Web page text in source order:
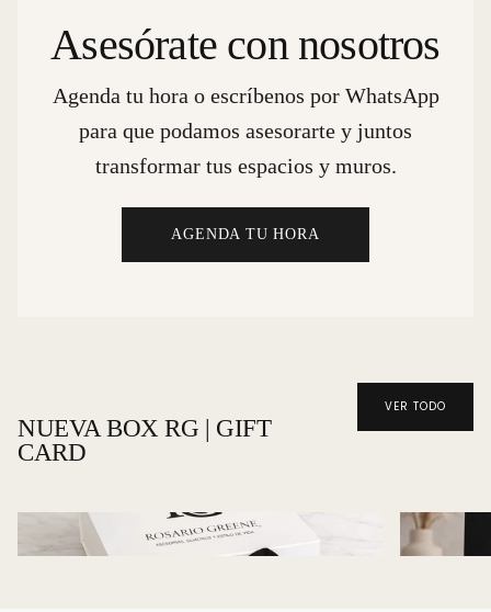
Asesórate con nosotros
Agenda tu hora o escríbenos por WhatsApp
para que podamos asesorarte y juntos
transformar tus espacios y muros.
AGENDA TU HORA
NUEVA BOX RG | GIFT
CARD
VER TODO